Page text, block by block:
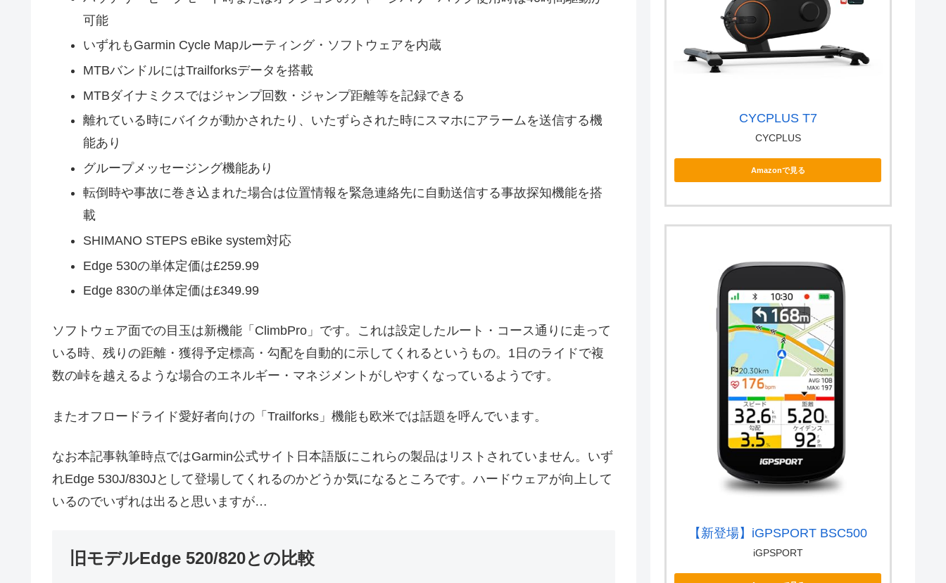
可能
いずれもGarmin Cycle Mapルーティング・ソフトウェアを内蔵
MTBバンドルにはTrailforksデータを搭載
MTBダイナミクスではジャンプ回数・ジャンプ距離等を記録できる
離れている時にバイクが動かされたり、いたずらされた時にスマホにアラームを送信する機
能あり
グループメッセージング機能あり
転倒時や事故に巻き込まれた場合は位置情報を緊急連絡先に自動送信する事故探知機能を搭
載
SHIMANO STEPS eBike system対応
Edge 530の単体定価は£259.99
Edge 830の単体定価は£349.99
ソフトウェア面での目玉は新機能「ClimbPro」です。これは設定したルート・コース通りに走って
いる時、残りの距離・獲得予定標高・勾配を自動的に示してくれるというもの。1日のライドで複
数の峠を越えるような場合のエネルギー・マネジメントがしやすくなっているようです。
またオフロードライド愛好者向けの「Trailforks」機能も欧米では話題を呼んでいます。
なお本記事執筆時点ではGarmin公式サイト日本語版にこれらの製品はリストされていません。いず
れEdge 530J/830Jとして登場してくれるのかどうか気になるところです。ハードウェアが向上して
いるのでいずれは出ると思いますが…
旧モデルEdge 520/820との比較
CYCPLUS T7
CYCPLUS
Amazonで見る
【新登場】iGPSPORT BSC500
iGPSPORT